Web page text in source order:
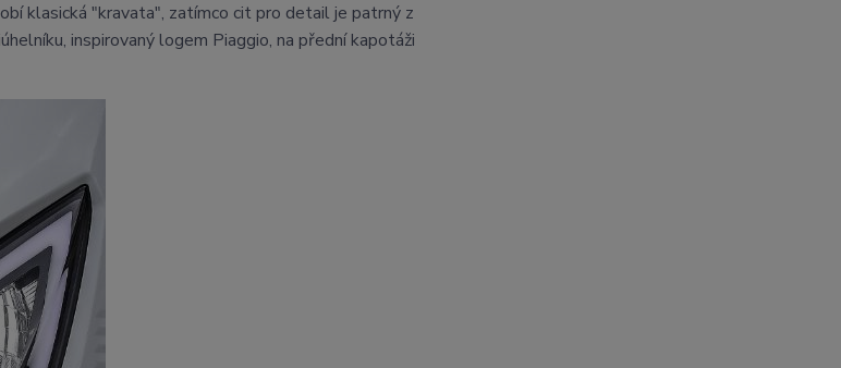
klasická "kravata", zatímco cit pro detail je patrný z
inspirovaný logem Piaggio, na přední kapotáži